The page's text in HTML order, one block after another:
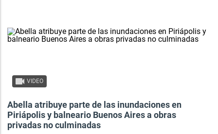
VIDEO
Abella atribuye parte de las inundaciones en
Piriápolis y balneario Buenos Aires a obras
privadas no culminadas